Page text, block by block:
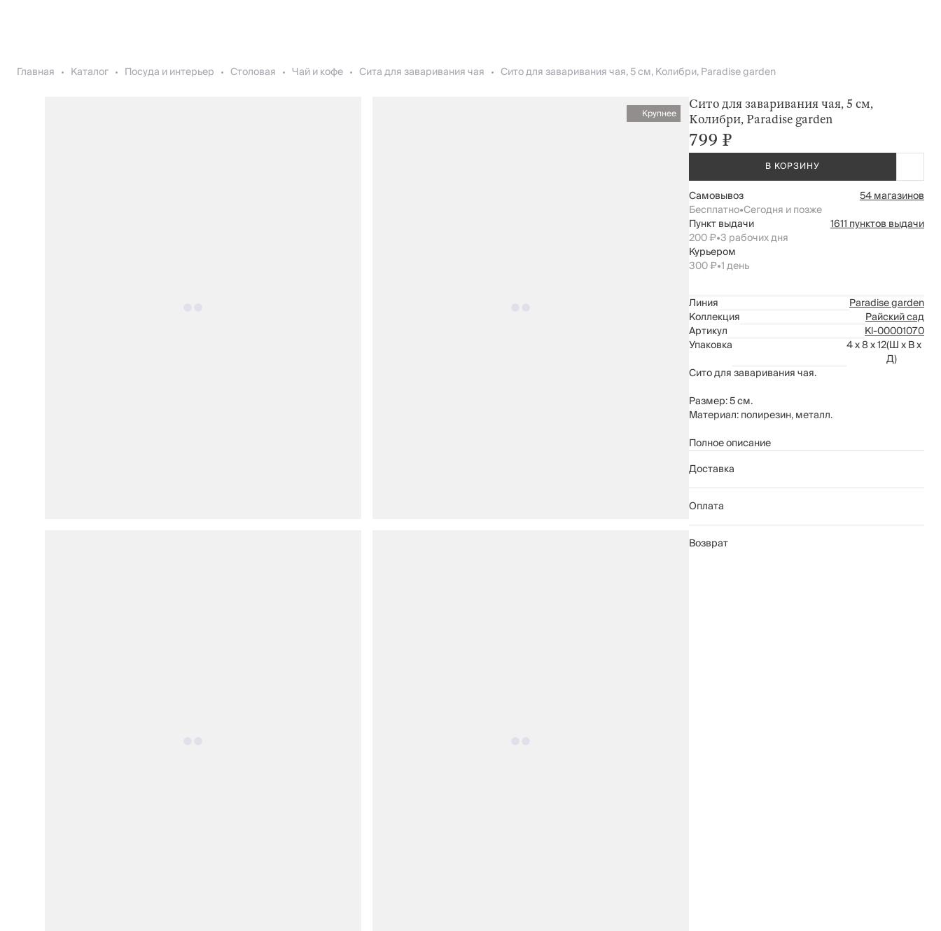
Главная Каталог Посуда и интерьер Столовая Чай и кофе Сита для заваривания чая Сито для заваривания чая, 5 см, Колибри, Paradise garden
Крупнее
Сито для заваривания чая, 5 см,
Колибри, Paradise garden
799 ₽
В КОРЗИНУ
Самовывоз
54 магазинов
Бесплатно•Сегодня и позже
Пункт выдачи
1611 пунктов выдачи
200 ₽•3 рабочих дня
Курьером
300 ₽•1 день
Линия
Paradise garden
Коллекция
Райский сад
Артикул
Kl-00001070
Упаковка
4 x 8 x 12(Ш x В x
Д)
Сито для заваривания чая.
Размер: 5 см.
Материал: полирезин, металл.
Рекомендации по уходу: промывать вручную с
Нельзя мыть в посудомоечной машине.
Полное описание
Доставка
Оплата
Возврат